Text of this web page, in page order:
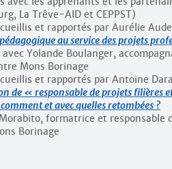
La Trêve-AID et CEPPST)
et rapportés par Aurélie
au service des projets
Yolande Boulanger,
Mons Borinage
et rapportés par Antoine
de « responsable de projets filières
et avec quelles retombées ?
formatrice et responsable
Borinage